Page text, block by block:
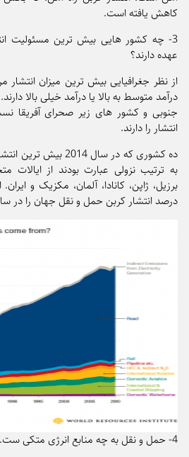
کاهش یافته است.
3- چه کشور هایی بیش ترین مسئولیت
عهده دارند؟
از نظر جغرافیایی بیش ترین میزان
درآمد متوسط به بالا یا درآمد خیلی بالا
جنوبی و کشور های زیر صحرای آفریقا
انتشار را دارند.
ده کشوری که در سال
به ترتیب نزولی عبارت بودند از ایالات
درصد انتشار کربن حمل و نقل جهان را در سال 2014 بر عهده
4- حمل و نقل به چه منابع انرژی متکی ست.